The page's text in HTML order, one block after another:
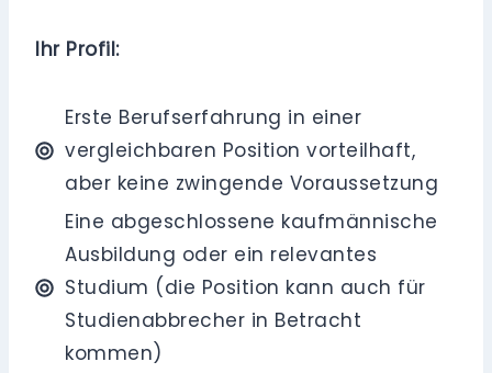
Ihr Profil:
Erste Berufserfahrung in einer
vergleichbaren Position vorteilhaft,
aber keine zwingende Voraussetzung
Eine abgeschlossene kaufmännische
Ausbildung oder ein relevantes
Studium (die Position kann auch für
Studienabbrecher in Betracht
kommen)